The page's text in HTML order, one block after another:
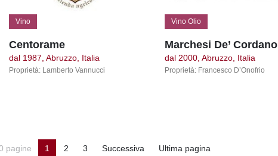
Vino
Centorame
dal 1987, Abruzzo, Italia
Proprietà: Lamberto Vannucci
Vino Olio
Marchesi De’ Cordano
dal 2000, Abruzzo, Italia
Proprietà: Francesco D’Onofrio
pagine 1 2 3 Successiva Ultima pagina